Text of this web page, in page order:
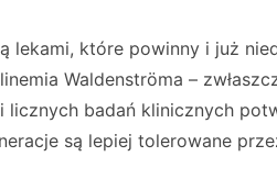
lekami, które powinny i już
Waldenströma –
licznych badań klinicznych
są lepiej tolerowane